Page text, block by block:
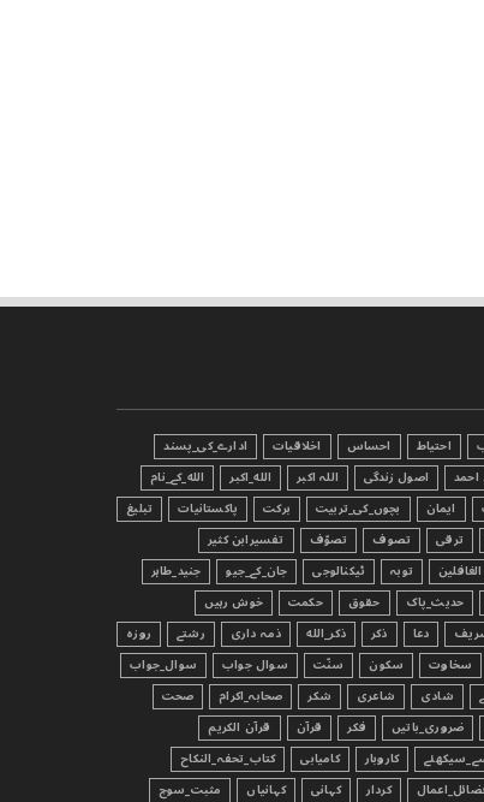
احتیاط احساس اخلاقیات
ادارے_کی_پسند
اصول زندگی اللہ اکبر الله_اکبر
الله_کے_نام
ایمان بچوں_کی_تربیت برکت پاکستانیات
تبليغ
ترقی تصوف تصوّف
تفسیرابن کثیر
توبہ ٹیکنالوجی جان_کے_جیو
جنید_طاہر
حدیث_پاک حقوق حکمت
خوش رہیں
دعا ذکر ذکر_الله ذمہ داری رشتے
روزہ
سخاوت سکون سنّت سوال جواب
سوال_جواب
شادی شاعری شکر صحابہ_اکرام
صحت
ضروری_باتیں فکر قرآن
قرآن الکریم
کاروبار کامیابی
کتاب_تحفہ_النکاح
کردار کہانی کہانیاں مثبت_سوچ